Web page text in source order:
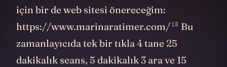
için bir de web sitesi önereceğim:
https://www.marinaratimer.com/18 Bu
zamanlayıcıda tek bir tıkla 4 tane 25
dakikalık seans, 5 dakikalık 3 ara ve 15